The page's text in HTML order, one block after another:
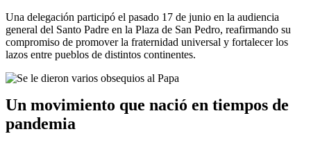
Una delegación participó el pasado 17 de junio en la audiencia
general del Santo Padre en la Plaza de San Pedro, reafirmando su
compromiso de promover la fraternidad universal y fortalecer los
lazos entre pueblos de distintos continentes.
Un movimiento que nació en tiempos de
pandemia